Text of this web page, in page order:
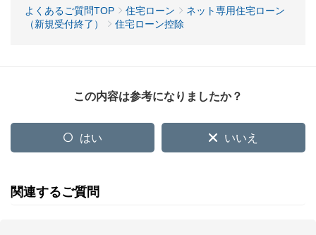
よくあるご質問TOP 住宅ローン
ネット専用住宅ローン
（新規受付終了）
住宅ローン控除
この内容は参考になりましたか？
はい いいえ
関連するご質問